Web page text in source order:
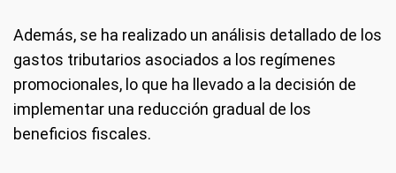
Además, se ha realizado un análisis detallado de los
gastos tributarios asociados a los regímenes
promocionales, lo que ha llevado a la decisión de
implementar una reducción gradual de los
beneficios fiscales.